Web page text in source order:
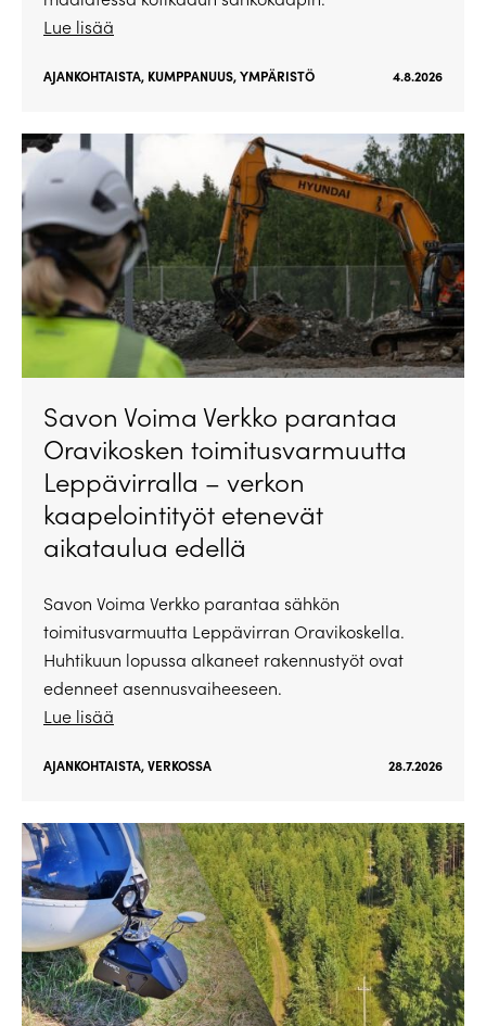
Lue lisää
AJANKOHTAISTA, KUMPPANUUS,YMPÄRISTÖ 4.8.2026
Savon Voima Verkko parantaa
Oravikosken toimitusvarmuutta
Leppävirralla – verkon
kaapelointityöt etenevät
aikataulua edellä
Savon Voima Verkko parantaa sähkön
toimitusvarmuutta Leppävirran Oravikoskella.
Huhtikuun lopussa alkaneet rakennustyöt ovat
edenneet asennusvaiheeseen.
Lue lisää
AJANKOHTAISTA,VERKOSSA 28.7.2026